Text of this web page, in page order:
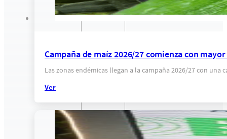
Campaña de maíz 2026/27 comienza con
Las zonas endémicas llegan a la campaña 2026/27 con
Ver